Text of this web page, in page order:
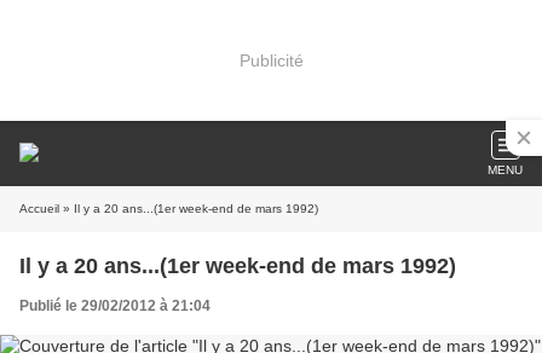
Publicité
MENU
Accueil » Il y a 20 ans...(1er week-end de mars 1992)
Il y a 20 ans...(1er week-end de mars 1992)
Publié le 29/02/2012 à 21:04